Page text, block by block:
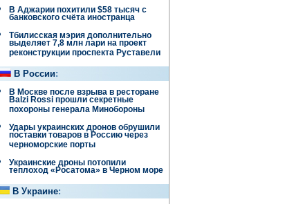
В Аджарии похитили $58 тысяч с
банковского счёта иностранца
Тбилисская мэрия дополнительно
выделяет 7,8 млн лари на проект
реконструкции проспекта Руставели
В России:
В Москве после взрыва в ресторане
Balzi Rossi прошли секретные
похороны генерала Минобороны
Удары украинских дронов обрушили
поставки товаров в Россию через
черноморские порты
Украинские дроны потопили
теплоход «Росатома» в Черном море
В Украине: